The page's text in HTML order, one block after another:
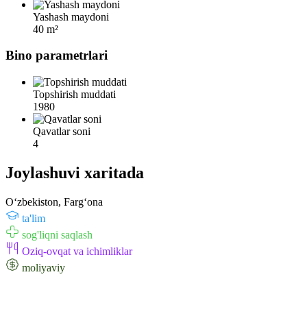
Yashash maydoni
40 m²
Bino parametrlari
Topshirish muddati
1980
Qavatlar soni
4
Joylashuvi xaritada
Oʻzbekiston, Fargʻona
ta'lim
sog'liqni saqlash
Oziq-ovqat va ichimliklar
moliyaviy